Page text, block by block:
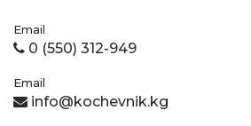
Email
0 (550) 312-949
Email
info@kochevnik.kg